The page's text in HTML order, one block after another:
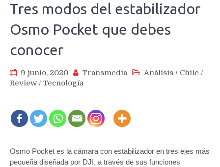
Tres modos del estabilizador
Osmo Pocket que debes
conocer
9 junio, 2020 Transmedia Análisis / Chile /
Review / Tecnología
Osmo Pocket es la cámara con estabilizador en tres ejes más
pequeña diseñada por DJI, a través de sus funciones